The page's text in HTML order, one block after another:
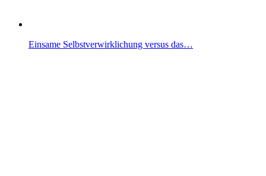
Einsame Selbstverwirklichung versus das…